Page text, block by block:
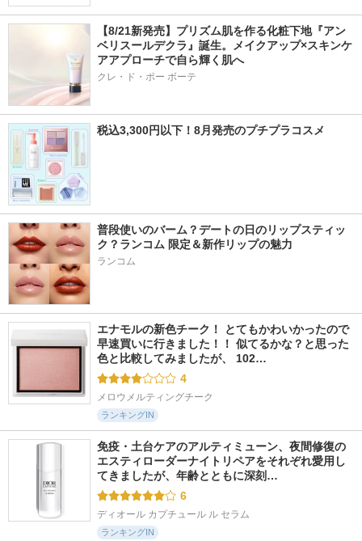
【8/21新発売】プリズム肌を作る化粧下地『アン
ベリスールデクラ』誕生。メイクアップ×スキンケ
アアプローチで自ら輝く肌へ
クレ・ド・ポー ボーテ
税込3,300円以下！8月発売のプチプラコスメ
普段使いのバーム？デートの日のリップスティッ
ク？ランコム 限定＆新作リップの魅力
ランコム
エナモルの新色チーク！ とてもかわいかったので
早速買いに行きました！！ 似てるかな？と思った
色と比較してみましたが、 102…
4
メロウメルティングチーク
ランキングIN
免疫・土台ケアのアルティミューン、夜間修復の
エスティローダーナイトリペアをそれぞれ愛用し
てきましたが、年齢とともに深刻…
6
ディオール カプチュール ル セラム
ランキングIN